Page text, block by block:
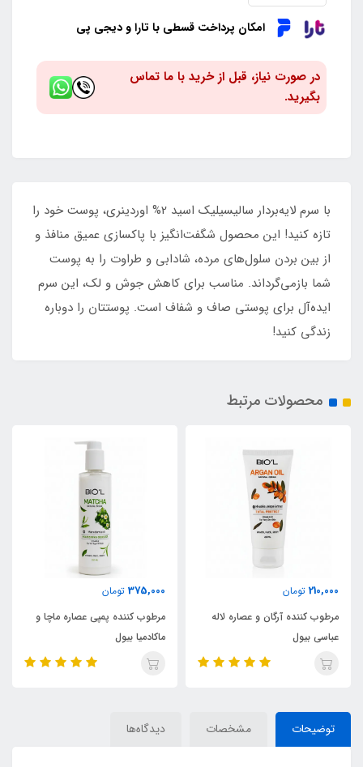
امکان پرداخت قسطی با تارا و دیجی پی
در صورت نیاز، قبل از خرید با ما تماس
بگیرید.
با سرم لایه‌بردار سالیسیلیک اسید 2% اوردینری، پوست خود را
تازه کنید! این محصول شگفت‌انگیز با پاکسازی عمیق منافذ و
از بین بردن سلول‌های مرده، شادابی و طراوت را به پوست
شما بازمی‌گرداند. مناسب برای کاهش جوش و لک، این سرم
ایده‌آل برای پوستی صاف و شفاف است. پوستتان را دوباره
زندگی کنید!
محصولات مرتبط
210,000 تومان
مرطوب کننده آرگان و عصاره لاله
عباسی بیول
375,000 تومان
مرطوب کننده پمپی عصاره ماچا و
ماکادمیا بیول
توضیحات مشخصات دیدگاه‌ها